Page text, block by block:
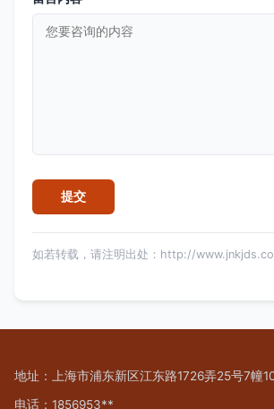
如若转载，请注明出处：http://
地址：上海市浦东新区江东路1726弄25号7幢
电话：1856953**